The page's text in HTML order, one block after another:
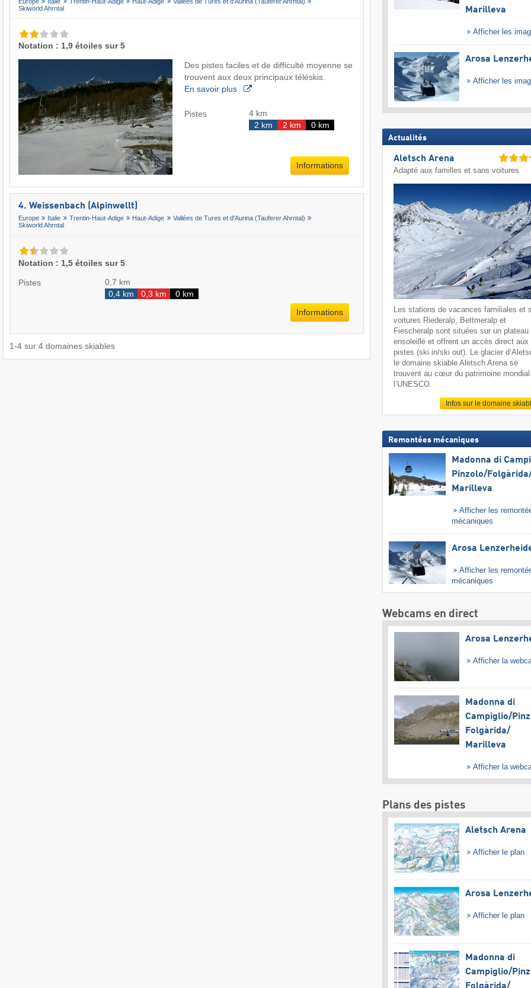
Skiworld Ahrntal
Notation : 1,9 étoiles sur 5
Des pistes faciles et de difficulté moyenne se
trouvent aux deux principaux téléskis.
En savoir plus
Pistes
4 km
2 km
2 km 0 km
Informations
4. Weissenbach (Alpinwellt)
Europe Italie Trentin-Haut-Adige Haut-Adige
Vallées de Tures et d'Aurina (Tauferer Ahrntal)
Skiworld Ahrntal
Notation : 1,5 étoiles sur 5
Pistes
0,7 km
0,4 km
0,3 km
0 km
Informations
1-4 sur 4 domaines skiables
Marilleva
Afficher les
Arosa
Afficher les
Actualités
Aletsch Arena
Adapté aux familles et sans voitures
Les stations de vacances familiales et
voitures Riederalp, Bettmeralp et
Fiescheralp sont situées sur un plateau
ensoleillé et offrent un accès direct aux
pistes (ski in/ski out). Le glacier
le domaine skiable Aletsch Arena se
trouvent au cœur du patrimoine
l’UNESCO.
Infos sur le domaine
Remontées mécaniques
Madonna di
Pinzolo/​
Marilleva
Afficher les
mécaniques
Arosa
Afficher les
mécaniques
Webcams en direct
Arosa
Afficher la
Madonna di
Campiglio/​
Folgàrida/​
Marilleva
Afficher la
Plans des pistes
Aletsch Arena
Afficher le plan
Arosa
Afficher le plan
Madonna di
Campiglio/​